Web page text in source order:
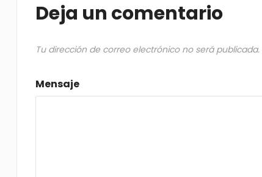
Deja un comentario
Tu dirección de correo electrónico no será publicada.
Mensaje